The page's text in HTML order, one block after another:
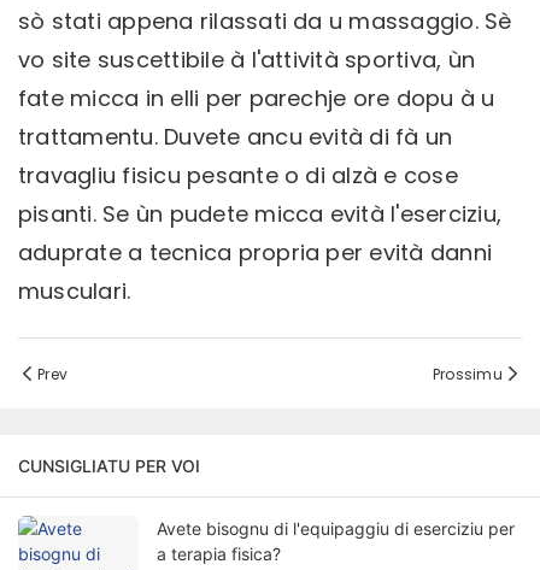
sò stati appena rilassati da u massaggio. Sè
vo site suscettibile à l'attività sportiva, ùn
fate micca in elli per parechje ore dopu à u
trattamentu. Duvete ancu evità di fà un
travagliu fisicu pesante o di alzà e cose
pisanti. Se ùn pudete micca evità l'eserciziu,
aduprate a tecnica propria per evità danni
musculari.
Prev Prossimu
CUNSIGLIATU PER VOI
Avete bisognu di l'equipaggiu di eserciziu per
a terapia fisica?